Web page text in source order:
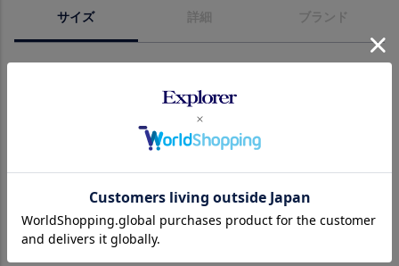
サイズ 詳細 ブランド
68
54.5 70 47
5 58.5